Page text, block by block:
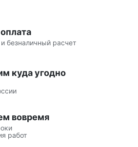
безналичный расчет
куда угодно
вовремя
работ